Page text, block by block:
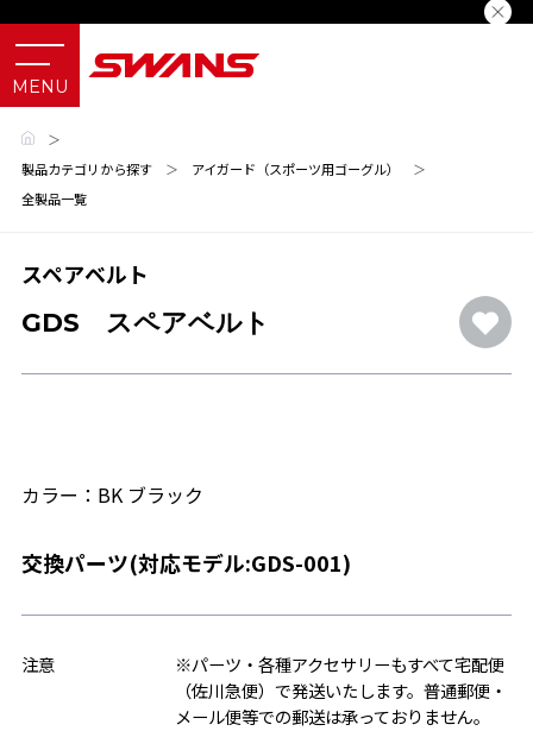
＞
製品カテゴリから探す
＞ アイガード（スポーツ用ゴーグル）
＞
全製品一覧
スペアベルト
GDS スペアベルト
カラー：BK ブラック
交換パーツ(対応モデル:GDS-001)
注意
※パーツ・各種アクセサリーもすべて宅配便
（佐川急便）で発送いたします。普通郵便・
メール便等での郵送は承っておりません。